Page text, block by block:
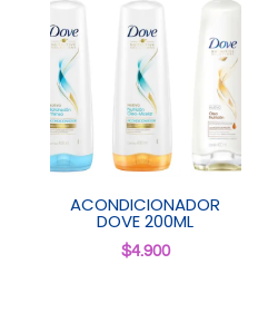
ACONDICIONADOR
DOVE 200ML
$4.900